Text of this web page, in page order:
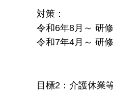
対策：
令和6年8月～ 研
令和7年4月～ 研
目標2：介護休業